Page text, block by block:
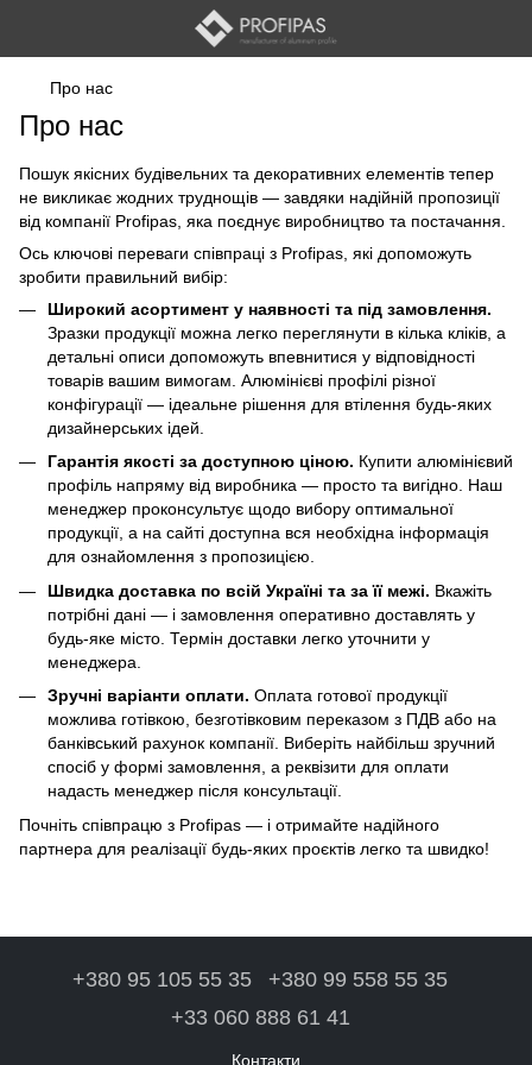
Про нас
Про нас
Пошук якісних будівельних та декоративних елементів тепер
не викликає жодних труднощів — завдяки надійній пропозиції
від компанії Profipas, яка поєднує виробництво та постачання.
Ось ключові переваги співпраці з Profipas, які допоможуть
зробити правильний вибір:
Широкий асортимент у наявності та під замовлення.
Зразки продукції можна легко переглянути в кілька кліків, а
детальні описи допоможуть впевнитися у відповідності
товарів вашим вимогам. Алюмінієві профілі різної
конфігурації — ідеальне рішення для втілення будь-яких
дизайнерських ідей.
Гарантія якості за доступною ціною. Купити алюмінієвий
профіль напряму від виробника — просто та вигідно. Наш
менеджер проконсультує щодо вибору оптимальної
продукції, а на сайті доступна вся необхідна інформація
для ознайомлення з пропозицією.
Швидка доставка по всій Україні та за її межі. Вкажіть
потрібні дані — і замовлення оперативно доставлять у
будь-яке місто. Термін доставки легко уточнити у
менеджера.
Зручні варіанти оплати. Оплата готової продукції
можлива готівкою, безготівковим переказом з ПДВ або на
банківський рахунок компанії. Виберіть найбільш зручний
спосіб у формі замовлення, а реквізити для оплати
надасть менеджер після консультації.
Почніть співпрацю з Profipas — і отримайте надійного
партнера для реалізації будь-яких проєктів легко та швидко!
+380 95 105 55 35
+380 99 558 55 35
+33 060 888 61 41
Контакти